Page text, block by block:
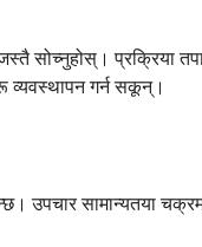
सोच्नुहोस्। प्रक्रिया
व्यवस्थापन गर्न सकून्।
उपचार सामान्यतया